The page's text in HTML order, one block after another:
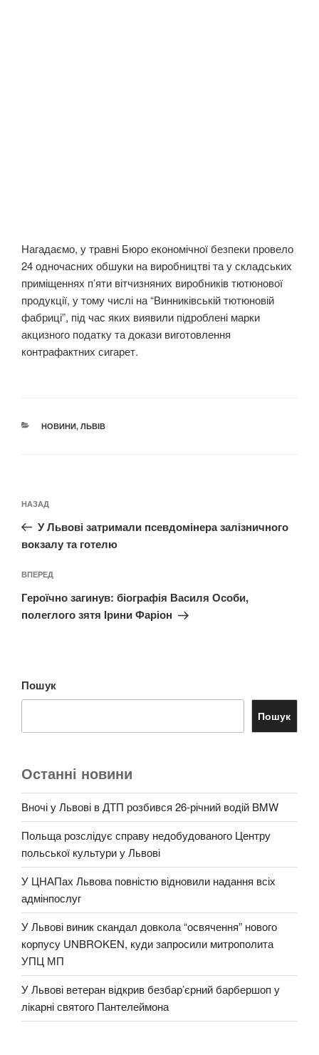
Нагадаємо, у травні Бюро економічної безпеки провело
24 одночасних обшуки на виробництві та у складських
приміщеннях п’яти вітчизняних виробників тютюнової
продукції, у тому числі на “Винниківській тютюновій
фабриці”, під час яких виявили підроблені марки
акцизного податку та докази виготовлення
контрафактних сигарет.
КАТЕГОРІЇ
НОВИНИ, ЛЬВІВ
записів
Попередній
запис:
НАЗАД
У Львові затримали псевдомінера залізничного
вокзалу та готелю
Наступний
запис
ВПЕРЕД
Героїчно загинув: біографія Василя Особи,
полеглого зятя Ірини Фаріон
Пошук
Пошук
Останні новини
Вночі у Львові в ДТП розбився 26-річний водій BMW
Польща розслідує справу недобудованого Центру
польської культури у Львові
У ЦНАПах Львова повністю відновили надання всіх
адмінпослуг
У Львові виник скандал довкола “освячення” нового
корпусу UNBROKEN, куди запросили митрополита
УПЦ МП
У Львові ветеран відкрив безбар’єрний барбершоп у
лікарні святого Пантелеймона